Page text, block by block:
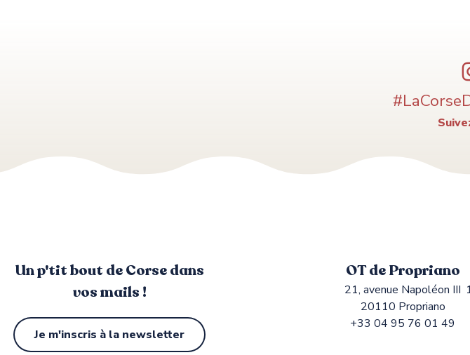
Un p'tit bout de Corse dans
vos mails !
Je m'inscris à la newsletter
OT de Propriano
21, avenue Napoléon III
20110 Propriano
+33 04 95 76 01 49